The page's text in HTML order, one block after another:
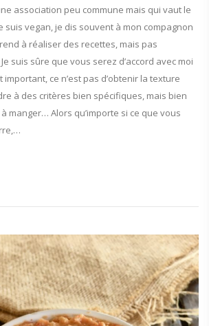
association peu commune mais qui vaut le
suis vegan, je dis souvent à mon compagnon
à réaliser des recettes, mais pas
suis sûre que vous serez d’accord avec moi
important, ce n’est pas d’obtenir la texture
à des critères bien spécifiques, mais bien
manger… Alors qu’importe si ce que vous